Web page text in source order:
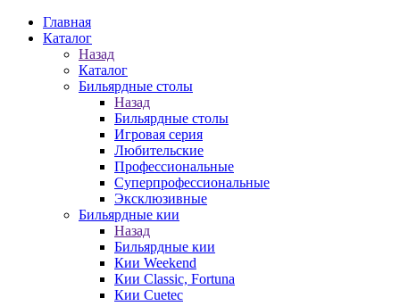
Главная
Каталог
Назад
Каталог
Бильярдные столы
Назад
Бильярдные столы
Игровая серия
Любительские
Профессиональные
Суперпрофессиональные
Эксклюзивные
Бильярдные кии
Назад
Бильярдные кии
Кии Weekend
Кии Classic, Fortuna
Кии Cuetec